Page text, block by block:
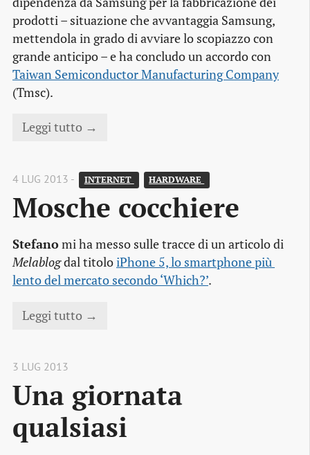
prodotti – situazione che avvantaggia Samsung,
mettendola in grado di avviare lo scopiazzo con
grande anticipo – e ha concludo un accordo con
Taiwan Semiconductor Manufacturing Company
(Tmsc).
Leggi tutto →
4 LUG 2013 - INTERNET HARDWARE
Mosche cocchiere
Stefanomi ha messo sulle tracce di un articolo di
Melablogdal titoloiPhone 5, lo smartphone più
lento del mercato secondo ‘Which?’.
Leggi tutto →
3 LUG 2013
Una giornata
qualsiasi